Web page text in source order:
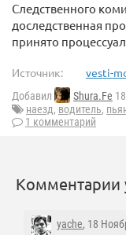
Следственного
доследственная
принято
Источник: vesti-
Добавил Shura.Fe
наезд, водитель,
1 комментарий
Комментарии
yache, 18